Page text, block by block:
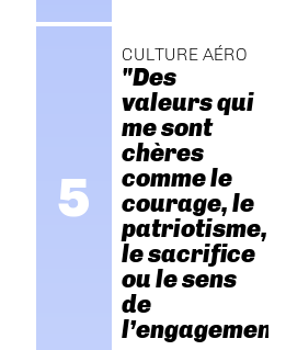
CULTURE AÉRO
"Des
valeurs qui
me sont
chères
comme le
courage, le
patriotisme,
le sacrifice
ou le sens
de
l’engagement."